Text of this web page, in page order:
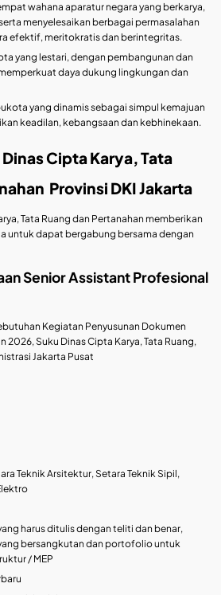
wahana aparatur negara yang berkarya,
menyelesaikan berbagai permasalahan
efektif, meritokratis dan berintegritas.
yang lestari, dengan pembangunan dan
daya dukung lingkungan dan
yang dinamis sebagai simpul kemajuan
keadilan, kebangsaan dan kebhinekaan.
Cipta Karya, Tata
Provinsi DKI Jakarta
Tata Ruang dan Pertanahan memberikan
untuk dapat bergabung bersama dengan
Senior Assistant Profesional
Kegiatan Penyusunan Dokumen
2026, Suku Dinas Cipta Karya, Tata Ruang,
Jakarta Pusat
Teknik Arsitektur, Setara Teknik Sipil,
harus ditulis dengan teliti dan benar,
bersangkutan dan portofolio untuk
/ MEP